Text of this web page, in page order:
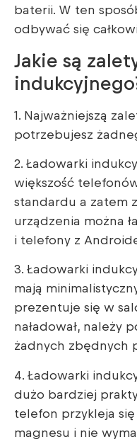
baterii. W ten
odbywać się
Jakie są
1. Najważniejszą
potrzebujesz
2. Ładowarki
większość
standardu a zatem
urządzenia można
i telefony z
3. Ładowarki
mają
prezentuje się w
naładował, należy
żadnych zbędnych
4. Ładowarki
dużo bardziej
telefon przykleja
magnesu i nie